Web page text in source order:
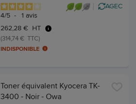
4/5 - 1 avis
AGEC
262,28 € HT
(314,74 € TTC)
INDISPONIBLE
Toner équivalent Kyocera TK-
3400 - Noir - Owa